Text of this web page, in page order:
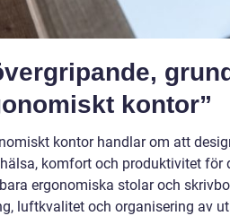
kontor”
kontor handlar om att
komfort och produktivitet för
ergonomiska stolar och
luftkvalitet och organisering av